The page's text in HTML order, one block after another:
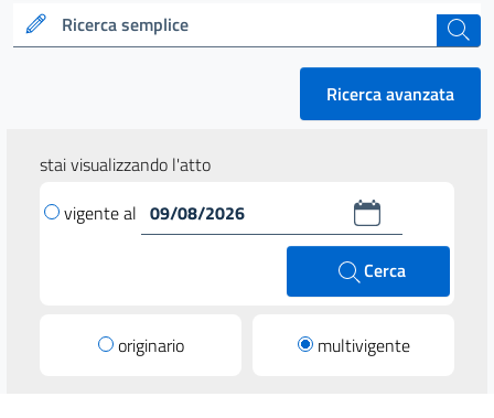
Ricerca semplice cerca
Ricerca avanzata
stai visualizzando l'atto
vigente al
Cerca
originario multivigente